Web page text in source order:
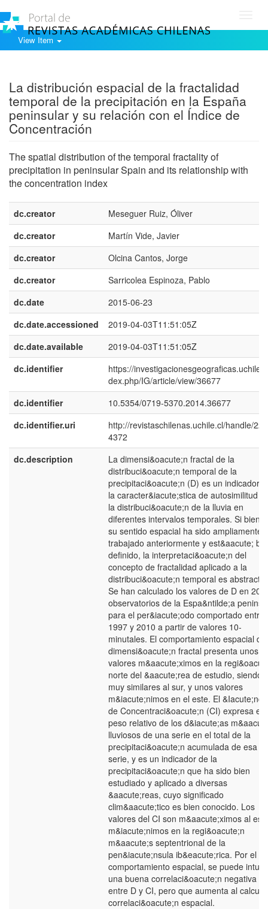
View Item
La distribución espacial de la fractalidad
temporal de la precipitación en la España
peninsular y su relación con el Índice de
Concentración
The spatial distribution of the temporal fractality of
precipitation in peninsular Spain and its relationship with
the concentration index
dc.creator
Meseguer Ruiz, Óliver
dc.creator
Martín Vide, Javier
dc.creator
Olcina Cantos, Jorge
dc.creator
Sarricolea Espinoza, Pablo
dc.date
2015-06-23
dc.date.accessioned
2019-04-03T11:51:05Z
dc.date.available
2019-04-03T11:51:05Z
dc.identifier
https://
dex.php/IG/article/view/36677
dc.identifier
10.5354/0719-5370.2014.36677
dc.identifier.uri
http://revistaschilenas.uchile.cl/handle/
4372
dc.description
La dimensi&oacute;n fractal de la
distribuci&oacute;n temporal de la
precipitaci&oacute;n (D) es un indicador
la caracter&iacute;stica de autosimilitud
la distribuci&oacute;n de la lluvia en
diferentes intervalos temporales. Si bien
su sentido espacial ha sido ampliamente
trabajado anteriormente y est&aacute;
definido, la interpretaci&oacute;n del
concepto de fractalidad aplicado a la
distribuci&oacute;n temporal es abstracto.
Se han calculado los valores de D en 20
observatorios de la Espa&ntilde;a
para el per&iacute;odo comportado entre
1997 y 2010 a partir de valores 10-
minutales. El comportamiento espacial
dimensi&oacute;n fractal presenta unos
valores m&aacute;ximos en la
norte del &aacute;rea de estudio, siendo
muy similares al sur, y unos valores
m&iacute;nimos en el este. El
de Concentraci&oacute;n (CI) expresa el
peso relativo de los d&iacute;as
lluviosos de una serie en el total de la
precipitaci&oacute;n acumulada de esa
serie, y es un indicador de la
precipitaci&oacute;n que ha sido bien
estudiado y aplicado a diversas
&aacute;reas, cuyo significado
clim&aacute;tico es bien conocido. Los
valores del CI son m&aacute;ximos al
m&iacute;nimos en la regi&oacute;n
m&aacute;s septentrional de la
pen&iacute;nsula ib&eacute;rica. Por el
comportamiento espacial, se puede intuir
una buena correlaci&oacute;n negativa
entre D y CI, pero que aumenta al
correlaci&oacute;n espacial.